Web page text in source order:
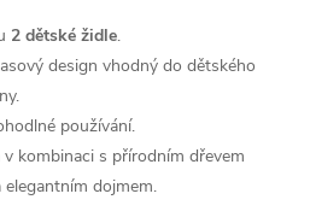
2 dětské židle.
design vhodný do dětského
používání.
v kombinaci s přírodním dřevem
dojmem.